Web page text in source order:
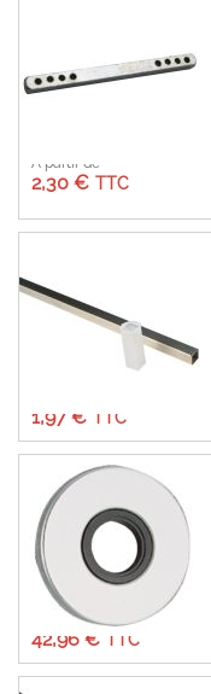
À partir de
2,30 €
1,97 €
À partir de
42,96 €
35,80 €